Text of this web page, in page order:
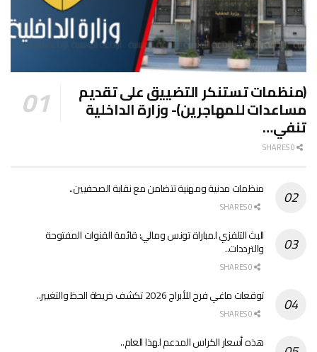
(منظمات تستنكر التضييق على تقديم
مساعدات للمهاجرين)- وزارة الداخلية
تنفي…
منظمات مدنية ومهنية تتضامن مع نقابة الصحفيين..
البث التلفزي لمباراة تونس ومالي: قائمة القنوات المفتوحة
والترددات..
توقعات ماغي فرح للأبراج 2026 تكشف خريطة الحظ والتغيير..
هذه أسعار الكراس المدعم لهذا العام..